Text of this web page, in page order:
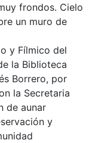
frondos. Cielo
un muro de
y Fílmico del
la Biblioteca
Borrero, por
la Secretaria
de aunar
y